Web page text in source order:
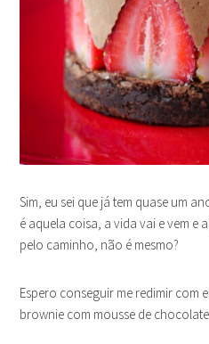
Sim, eu sei que já tem quase um
é aquela coisa, a vida vai e vem e
pelo caminho, não é mesmo?
Espero conseguir me redimir com
brownie com mousse de